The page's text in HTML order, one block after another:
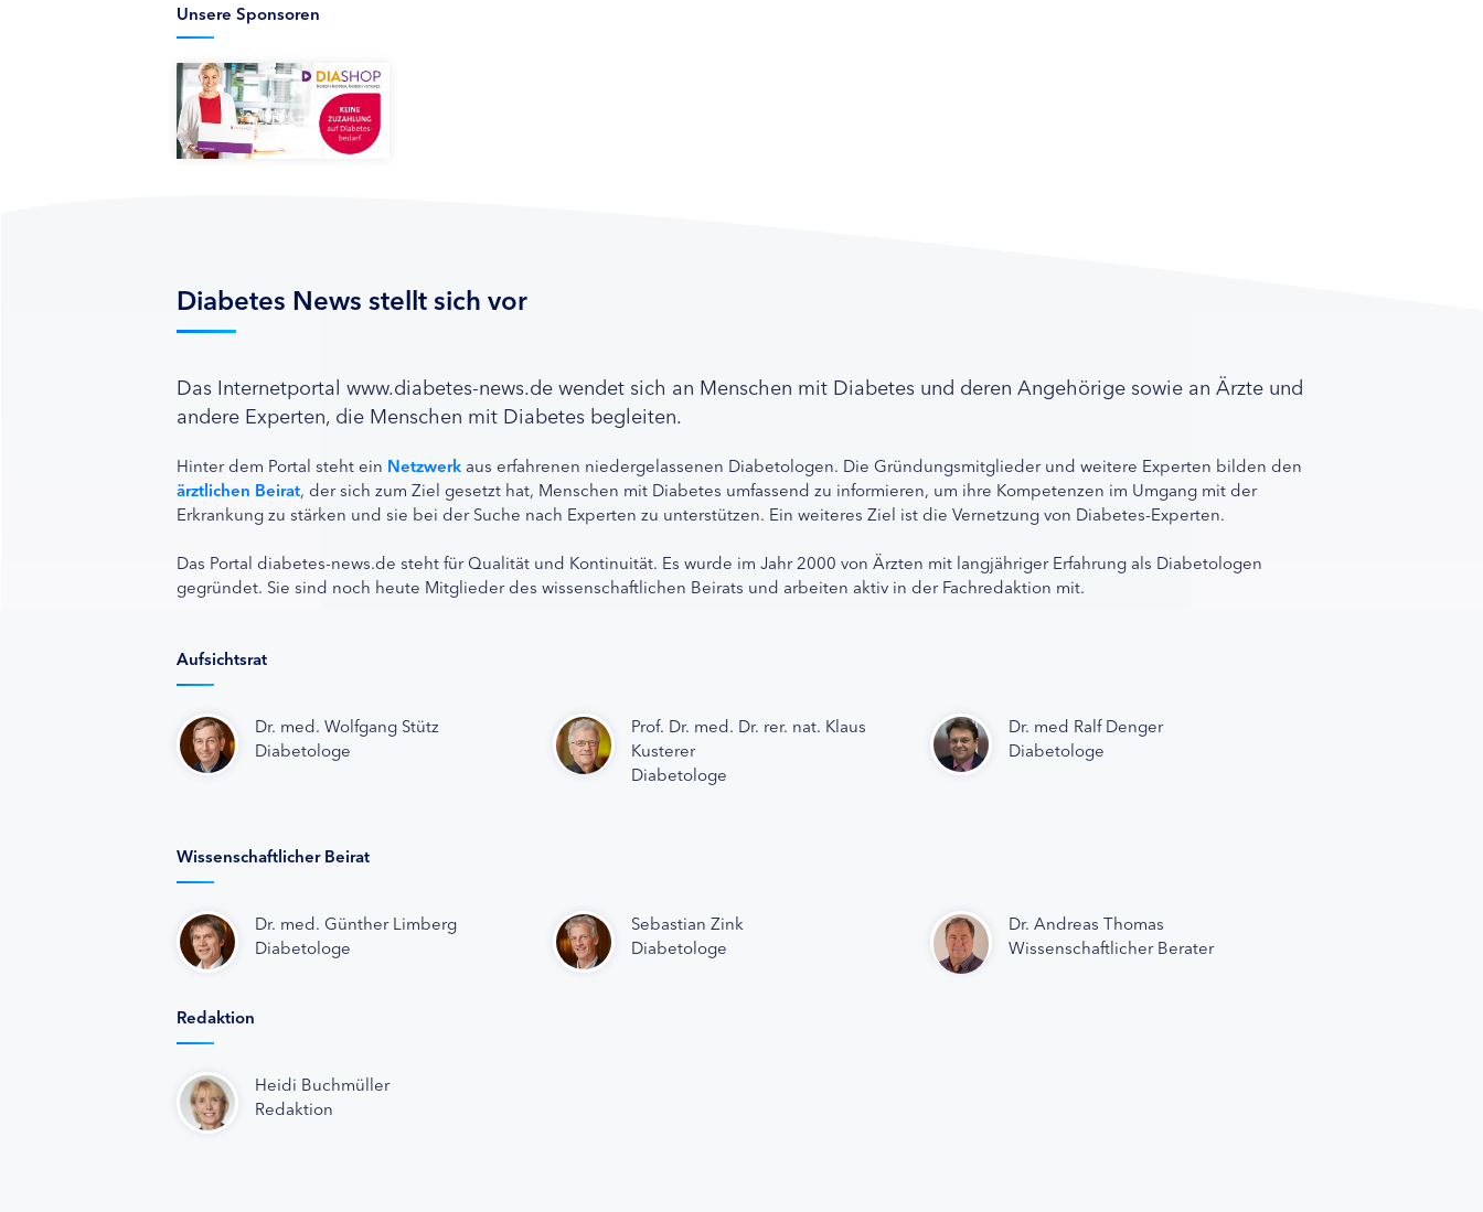
Unsere Sponsoren
Diabetes News stellt sich vor
Das Internetportal www.diabetes-news.de wendet sich an Menschen mit Diabetes und deren Angehörige sowie an Ärzte und
andere Experten, die Menschen mit Diabetes begleiten.
Hinter dem Portal steht ein Netzwerk aus erfahrenen niedergelassenen Diabetologen. Die Gründungsmitglieder und weitere Experten bilden den
ärztlichen Beirat, der sich zum Ziel gesetzt hat, Menschen mit Diabetes umfassend zu informieren, um ihre Kompetenzen im Umgang mit der
Erkrankung zu stärken und sie bei der Suche nach Experten zu unterstützen. Ein weiteres Ziel ist die Vernetzung von Diabetes-Experten.
Das Portal diabetes-news.de steht für Qualität und Kontinuität. Es wurde im Jahr 2000 von Ärzten mit langjähriger Erfahrung als Diabetologen
gegründet. Sie sind noch heute Mitglieder des wissenschaftlichen Beirats und arbeiten aktiv in der Fachredaktion mit.
Aufsichtsrat
Dr. med. Wolfgang Stütz
Diabetologe
Prof. Dr. med. Dr. rer. nat. Klaus
Kusterer
Diabetologe
Dr. med Ralf Denger
Diabetologe
Wissenschaftlicher Beirat
Dr. med. Günther Limberg
Diabetologe
Sebastian Zink
Diabetologe
Dr. Andreas Thomas
Wissenschaftlicher Berater
Redaktion
Heidi Buchmüller
Redaktion